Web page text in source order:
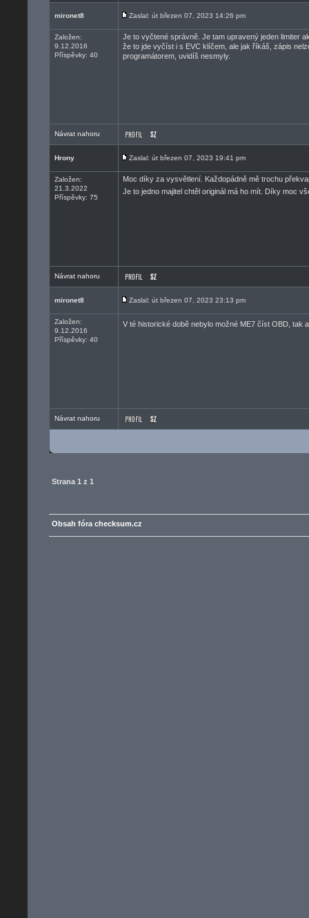
mironet8 Zaslal: út březen 07, 2023 14:26 pm
Založen:
9.12.2016
Příspěvky: 40
Je to vyčtené správně. Je tam upravený jeden limiter
že to jde vyčíst i s EVC klíčem, ale jak říkáš, zápis
programátorem, uvidíš nesmyly.
Návrat nahoru
Hrony Zaslal: út březen 07, 2023 19:41 pm
Založen:
21.3.2022
Příspěvky: 75
Moc díky za vysvětlení. Každopádně mě trochu
Je to jedno majitel chtěl originál má ho mít. Díky moc
Návrat nahoru
mironet8 Zaslal: út březen 07, 2023 23:13 pm
Založen:
9.12.2016
Příspěvky: 40
V té historické době nebylo možné ME7 číst OBD, tak
Návrat nahoru
Strana 1 z 1
Obsah fóra checksum.cz